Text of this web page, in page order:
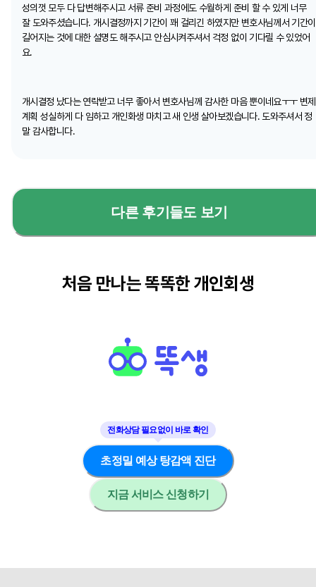
성의껏 모두 다 답변해주시고 서류 준비 과정에도 수월하게 준비 할 수 있게 너무
잘 도와주셨습니다. 개시결정까지 기간이 꽤 걸리긴 하였지만 변호사님께서 기간이
길어지는 것에 대한 설명도 해주시고 안심시켜주셔서 걱정 없이 기다릴 수 있었어
요.
개시결정 났다는 연락받고 너무 좋아서 변호사님께 감사한 마음 뿐이네요ㅜㅜ 변제
계획 성실하게 다 임하고 개인화생 마치고 새 인생 살아보겠습니다. 도와주셔서 정
말 감사합니다.
다른 후기들도 보기
처음 만나는 똑똑한 개인회생
초정밀 예상 탕감액 진단
지금 서비스 신청하기